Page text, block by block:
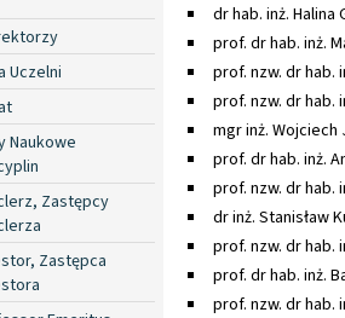
Uczelni
Naukowe
Zastępcy
Zastępca
dr hab. inż. Halina
prof. dr hab. inż.
prof. nzw. dr hab.
prof. nzw. dr hab.
mgr inż.
prof. dr hab. inż.
prof. nzw. dr hab.
dr inż. Stanisław
prof. nzw. dr hab.
prof. dr hab. inż.
prof. nzw. dr hab.